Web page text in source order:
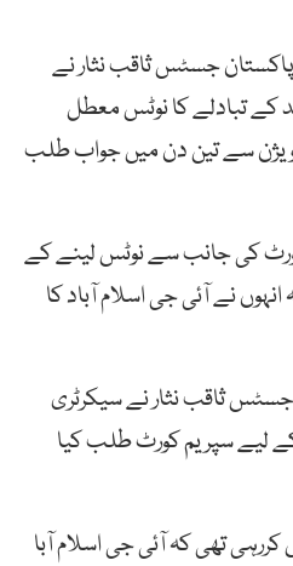
جسٹس ثاقب نثار نے
کے تبادلے کا نوٹس معطل
سے تین دن میں جواب طلب
کی جانب سے نوٹس لینے کے
نے آئی جی اسلام آباد کا
ثاقب نثار نے سیکرٹری
لیے سپریم کورٹ طلب کیا
تھی کہ آئی جی اسلام آبا